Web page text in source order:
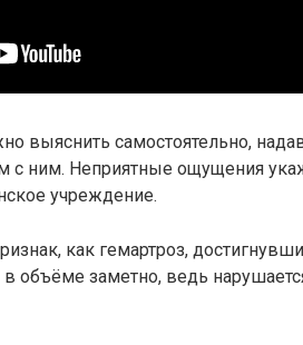
выяснить самостоятельно,
с ним. Неприятные ощущения
учреждение.
как гемартроз,
объёме заметно, ведь